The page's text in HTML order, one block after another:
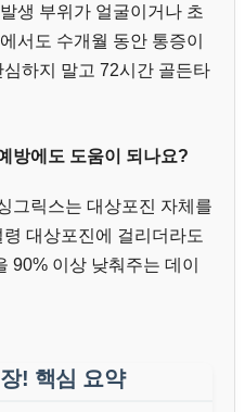
생 부위가 얼굴이거나 초
서도 수개월 동안 통증이
하지 말고 72시간 골든타
방에도 도움이 되나요?
그릭스는 대상포진 자체를
대상포진에 걸리더라도
90% 이상 낮춰주는 데이
! 핵심 요약